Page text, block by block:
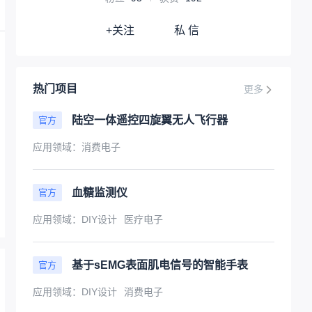
+关注 私 信
热门项目 更多
官方 陆空一体遥控四旋翼无人飞行器
应用领域： 消费电子
官方 血糖监测仪
应用领域： DIY设计 医疗电子
官方 基于sEMG表面肌电信号的智能手表
应用领域： DIY设计 消费电子